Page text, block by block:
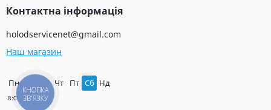
Контактна інформація
holodservicenet@gmail.com
Наш магазин
Пн Ср Чт Пт Сб Нд
КНОПКА
ЗВ'ЯЗКУ